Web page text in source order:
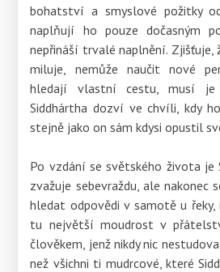
bohatství a smyslové požitky
naplňují ho pouze dočasným
nepřináší trvalé naplnění. Zjišťuje,
miluje, nemůže naučit nové
hledají vlastní cestu, musí
Siddhártha dozví ve chvíli, kdy
stejně jako on sám kdysi opustil
Po vzdání se světského života je
zvažuje sebevraždu, ale nakonec
hledat odpovědi v samotě u řeky,
tu největší moudrost v
člověkem, jenž nikdy nic
než všichni ti mudrcové, které